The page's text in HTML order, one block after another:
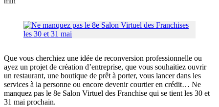
Que vous cherchiez une idée de reconversion professionnelle ou
ayez un projet de création d’entreprise, que vous souhaitiez ouvrir
un restaurant, une boutique de prêt à porter, vous lancer dans les
services à la personne ou encore devenir courtier en crédit… Ne
manquez pas le 8e Salon Virtuel des Franchise qui se tient les 30 et
31 mai prochain.